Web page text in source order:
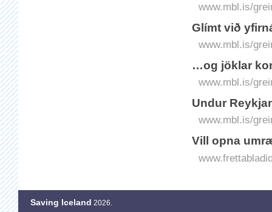
www.mbl.is/
Glímt við
www.mbl.is/
…og jöklar
www.mbl.is/
Undur
www.mbl.is/
Vill opna
Saving Iceland 2026.